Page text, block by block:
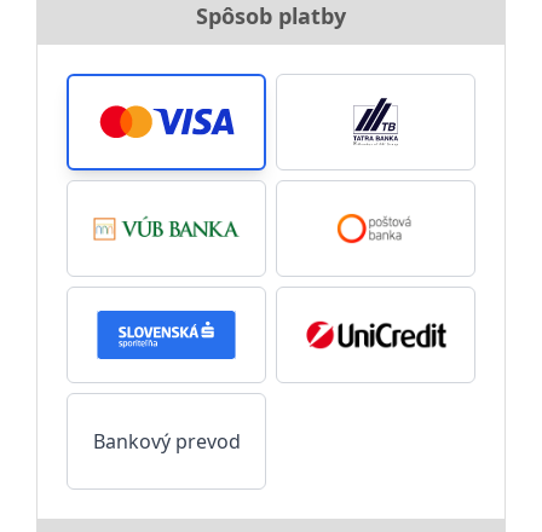
Spôsob platby
Bankový prevod